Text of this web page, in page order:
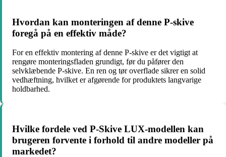
Hvordan kan monteringen af denne P-skive
foregå på en effektiv måde?
For en effektiv montering af denne P-skive er det vigtigt at
rengøre monteringsfladen grundigt, før du påfører den
selvklæbende P-skive. En ren og tør overflade sikrer en solid
vedhæftning, hvilket er afgørende for produktets langvarige
holdbarhed.
Hvilke fordele ved P-Skive LUX-modellen kan
brugeren forvente i forhold til andre modeller på
markedet?